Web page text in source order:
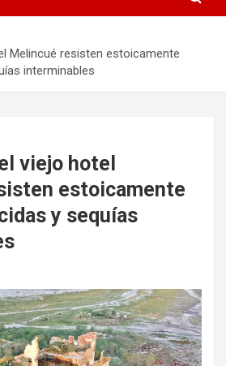
Melincué resisten estoicamente
interminables
viejo hotel
estoicamente
y sequías